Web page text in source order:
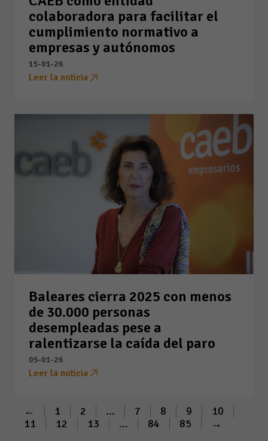
colaboradora para facilitar el
cumplimiento normativo a
empresas y autónomos
15-01-26
Leer la noticia
Baleares cierra 2025 con menos
de 30.000 personas
desempleadas pese a
ralentizarse la caída del paro
05-01-26
Leer la noticia
← 1 2 ... 7 8 9
10
11
12 13 ... 84 85 →